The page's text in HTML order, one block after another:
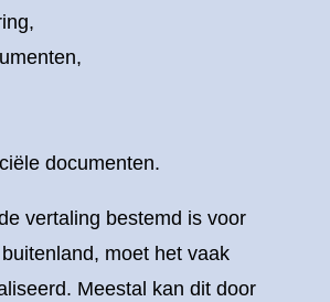
documenten.
vertaling bestemd is voor
moet het vaak
Meestal kan dit door